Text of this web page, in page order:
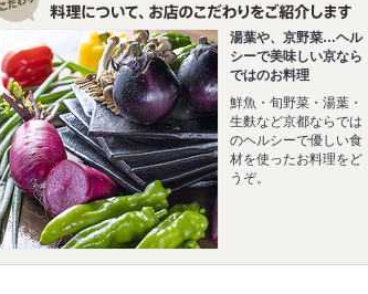
湯葉や、京野菜…ヘル
シーで美味しい京なら
ではのお料理
鮮魚・旬野菜・湯葉・
生麩など京都ならでは
のヘルシーで優しい食
材を使ったお料理をど
うぞ。